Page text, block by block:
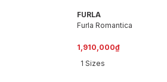
FURLA
Furla Romantica
1,910,000₫
1 Sizes